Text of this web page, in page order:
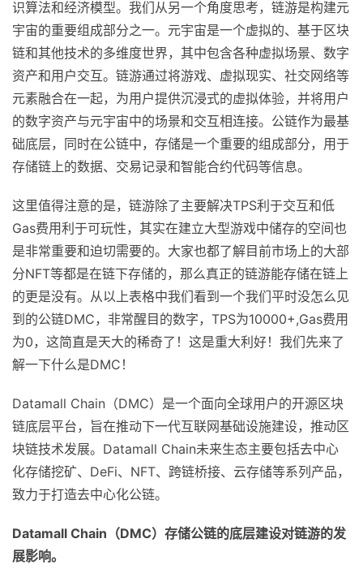
识算法和经济模型。我们从另一个角度思考，链游是构建元
宇宙的重要组成部分之一。元宇宙是一个虚拟的、基于区块
链和其他技术的多维度世界，其中包含各种虚拟场景、数字
资产和用户交互。链游通过将游戏、虚拟现实、社交网络等
元素融合在一起，为用户提供沉浸式的虚拟体验，并将用户
的数字资产与元宇宙中的场景和交互相连接。公链作为最基
础底层，同时在公链中，存储是一个重要的组成部分，用于
存储链上的数据、交易记录和智能合约代码等信息。
这里值得注意的是，链游除了主要解决TPS利于交互和低
Gas费用利于可玩性，其实在建立大型游戏中储存的空间也
是非常重要和迫切需要的。大家也都了解目前市场上的大部
分NFT等都是在链下存储的，那么真正的链游能存储在链上
的更是没有。从以上表格中我们看到一个我们平时没怎么见
到的公链DMC，非常醒目的数字，TPS为10000+,Gas费用
为0，这简直是天大的稀奇了！这是重大利好！我们先来了
解一下什么是DMC！
Datamall Chain（DMC）是一个面向全球用户的开源区块
链底层平台，旨在推动下一代互联网基础设施建设，推动区
块链技术发展。Datamall Chain未来生态主要包括去中心
化存储挖矿、DeFi、NFT、跨链桥接、云存储等系列产品，
致力于打造去中心化公链。
Datamall Chain （DMC） 存储公链的底层建设对链游的发
展影响。